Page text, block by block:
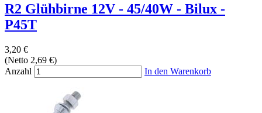
R2 Glühbirne 12V - 45/40W - Bilux -
P45T
3,20 €
(Netto 2,69 €)
Anzahl
In den Warenkorb